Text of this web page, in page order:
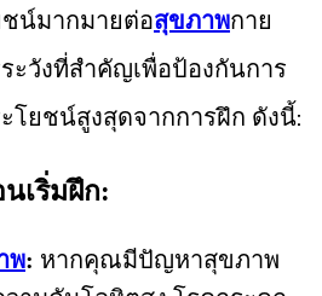
น์มากมายต่อสุขภาพกาย
ะวังที่สำคัญเพื่อป้องกันการ
โยชน์สูงสุดจากการฝึก ดังนี้:
เริ่มฝึก:
พ: หากคุณมีปัญหาสุขภาพ